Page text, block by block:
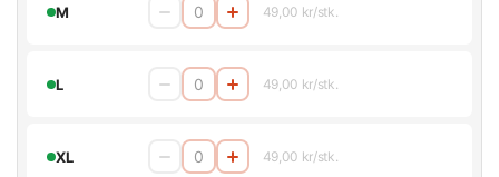
M 49,00 kr/stk.
L 49,00 kr/stk.
XL 49,00 kr/stk.